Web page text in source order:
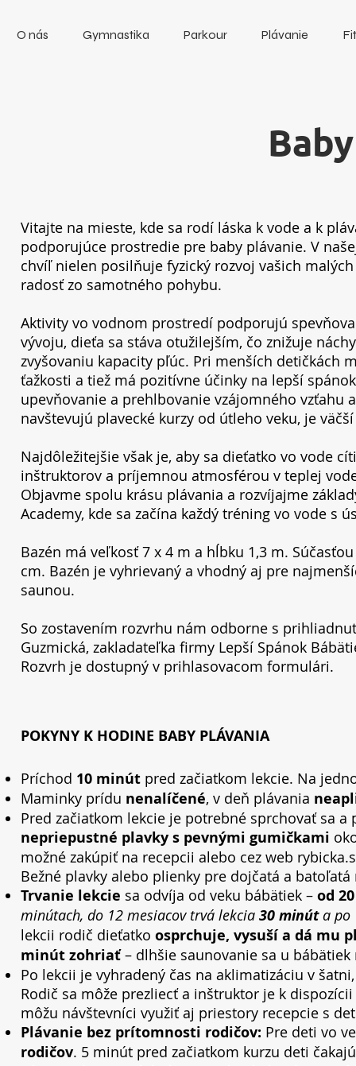
O nás Gymnastika Parkour Plávanie
Vitajte na mieste, kde sa rodí láska k vode a k
podporujúce prostredie pre baby plávanie. V
chvíľ nielen posilňuje fyzický rozvoj vašich
radosť zo samotného pohybu.
Aktivity vo vodnom prostredí podporujú
vývoju, dieťa sa stáva otužilejším, čo znižuje
zvyšovaniu kapacity pľúc. Pri menších detičkách
ťažkosti a tiež má pozitívne účinky na lepší
upevňovanie a prehlbovanie vzájomného
navštevujú plavecké kurzy od útleho veku, je
Najdôležitejšie však je, aby sa dieťatko vo vode
inštruktorov a príjemnou atmosférou v teplej
Objavme spolu krásu plávania a rozvíjajme
Academy, kde sa začína každý tréning vo vode s
Bazén má veľkosť 7 x 4 m a hĺbku 1,3 m.
cm. Bazén je vyhrievaný a vhodný aj pre
saunou.
So zostavením rozvrhu nám odborne s
Guzmická, zakladateľka firmy Lepší Spánok
Rozvrh je dostupný v prihlasovacom formulári.
POKYNY K HODINE BABY PLÁVANIA
Príchod 10 minút pred začiatkom lekcie. Na
Maminky prídu nenalíčené, v deň plávania
Pred začiatkom lekcie je potrebné sprchovať sa
nepriepustné plavky s pevnými gumičkami
možné zakúpiť na recepcii alebo cez web
Bežné plavky alebo plienky pre dojčatá a
Trvanie lekcie sa odvíja od veku bábätiek – od
minútach, do 12 mesiacov trvá lekcia 30 minúta po
lekcii rodič dieťatko osprchuje, vysuší a dá mu
minút zohriať– dlhšie saunovanie sa u bábätiek
Po lekcii je vyhradený čas na aklimatizáciu v
Rodič sa môže prezliecť a inštruktor je k
môžu návštevníci využiť aj priestory recepcie s
Plávanie bez prítomnosti rodičov: Pre deti vo
rodičov. 5 minút pred začiatkom kurzu deti